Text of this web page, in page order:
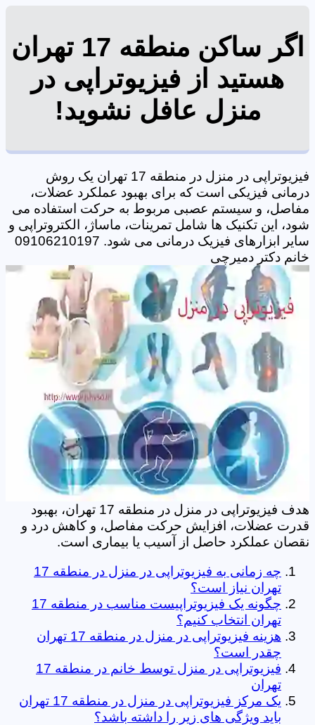
اگر ساکن منطقه 17 تهران
هستید از فیزیوتراپی در
منزل عافل نشوید!
فیزیوتراپی در منزل در منطقه 17 تهران یک روش
درمانی فیزیکی است که برای بهبود عملکرد عضلات،
مفاصل، و سیستم عصبی مربوط به حرکت استفاده می
شود، این تکنیک ها شامل تمرینات، ماساژ، الکتروتراپی و
سایر ابزارهای فیزیک درمانی می شود. 09106210197
خانم دکتر دمیرچی
هدف فیزیوتراپی در منزل در منطقه 17 تهران، بهبود
قدرت عضلات، افزایش حرکت مفاصل، و کاهش درد و
نقصان عملکرد حاصل از آسیب یا بیماری است.
چه زمانی به فیزیوتراپی در منزل در منطقه 17
تهران نیاز است؟
چگونه یک فیزیوتراپیست مناسب در منطقه 17
تهران انتخاب کنیم؟
هزینه فیزیوتراپی در منزل در منطقه 17 تهران
چقدر است؟
فیزیوتراپی در منزل توسط خانم در منطقه 17
تهران
یک مرکز فیزیوتراپی در منزل در منطقه 17 تهران
باید ویژگی های زیر را داشته باشد؟